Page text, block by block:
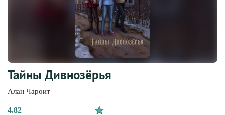
Тайны Дивнозёрья
Алан Чароит
4.82